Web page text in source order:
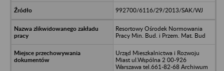
992700/6116/29/2013/SAK/WJ
Resortowy Ośrodek Normowania
Pracy Min. Bud. i Przem. Mat. Bud
Urząd Mieszkalnictwa i Rozwoju
Miast ul.Wspólna 2 00-926
Warszawa tel.661-82-68 Archiwum